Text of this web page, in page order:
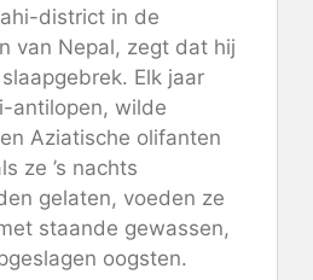
district in de
van Nepal, zegt dat hij
Elk jaar
antilopen, wilde
Aziatische olifanten
ze ’s nachts
gelaten, voeden ze
staande gewassen,
oogsten.